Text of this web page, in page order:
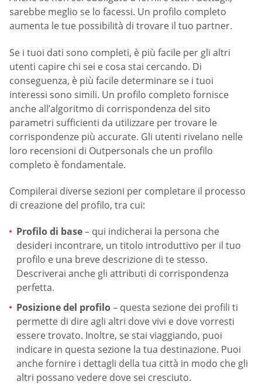
sarebbe meglio se lo facessi. Un profilo completo
aumenta le tue possibilità di trovare il tuo partner.
Se i tuoi dati sono completi, è più facile per gli altri
utenti capire chi sei e cosa stai cercando. Di
conseguenza, è più facile determinare se i tuoi
interessi sono simili. Un profilo completo fornisce
anche all’algoritmo di corrispondenza del sito
parametri sufficienti da utilizzare per trovare le
corrispondenze più accurate. Gli utenti rivelano nelle
loro recensioni di Outpersonals che un profilo
completo è fondamentale.
Compilerai diverse sezioni per completare il processo
di creazione del profilo, tra cui:
Profilo di base– qui indicherai la persona che
desideri incontrare, un titolo introduttivo per il tuo
profilo e una breve descrizione di te stesso.
Descriverai anche gli attributi di corrispondenza
perfetta.
Posizione del profilo– questa sezione dei profili ti
permette di dire agli altri dove vivi e dove vorresti
essere trovato. Inoltre, se stai viaggiando, puoi
indicare in questa sezione la tua destinazione. Puoi
anche fornire i dettagli della tua città in modo che gli
altri possano vedere dove sei cresciuto.